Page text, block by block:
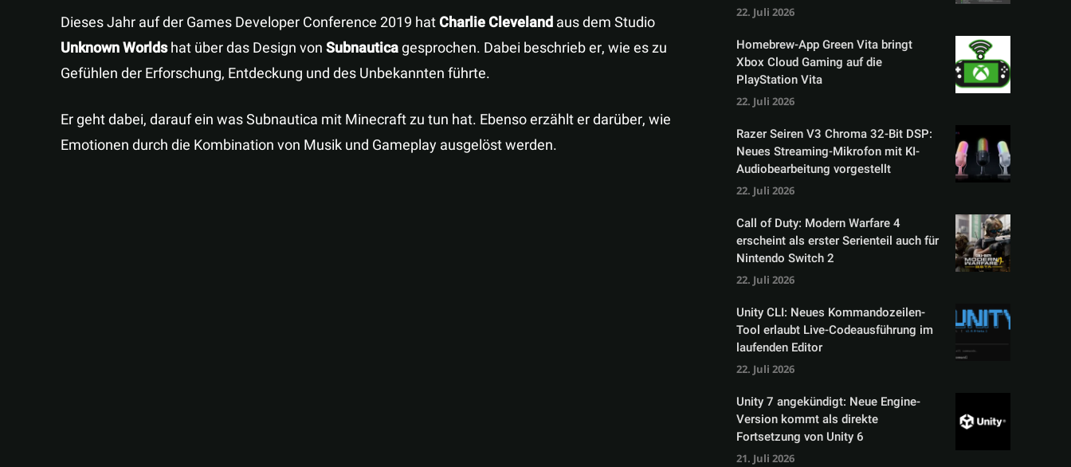
Dieses Jahr auf der Games Developer Conference 2019 hatCharlie Clevelandaus dem Studio
Unknown Worldshat über das Design vonSubnauticagesprochen. Dabei beschrieb er, wie es zu
Gefühlen der Erforschung, Entdeckung und des Unbekannten führte.
Er geht dabei, darauf ein was Subnautica mit Minecraft zu tun hat. Ebenso erzählt er darüber, wie
Emotionen durch die Kombination von Musik und Gameplay ausgelöst werden.
22. Juli 2026
Homebrew-App Green Vita bringt
Xbox Cloud Gaming auf die
PlayStation Vita
22. Juli 2026
Razer Seiren V3 Chroma 32-Bit DSP:
Neues Streaming-Mikrofon mit KI-
Audiobearbeitung vorgestellt
22. Juli 2026
Call of Duty: Modern Warfare 4
erscheint als erster Serienteil auch für
Nintendo Switch 2
22. Juli 2026
Unity CLI: Neues Kommandozeilen-
Tool erlaubt Live-Codeausführung im
laufenden Editor
22. Juli 2026
Unity 7 angekündigt: Neue Engine-
Version kommt als direkte
Fortsetzung von Unity 6
21. Juli 2026